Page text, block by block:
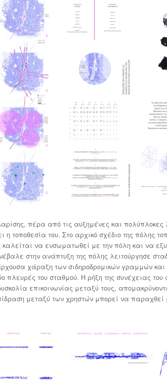
πέρα από τις αυξημένες και πολύπλοκες
τοποθεσία του. Στο αρχικό σχέδιο της πόλης
να ενσωματωθεί με την πόλη και να
στην ανάπτυξη της πόλης λειτούργησε
χάραξη των σιδηροδρομικών γραμμών
πλευρές του σταθμού. Η ρήξη της συνέχειας του
επικοινωνίας μεταξύ τους,
μεταξύ των χρηστών μπορεί να